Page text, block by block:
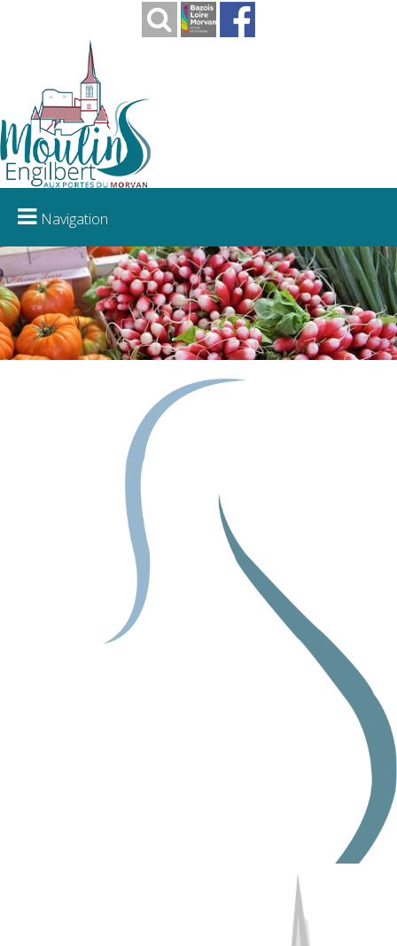
Navigation